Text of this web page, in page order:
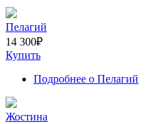
Пелагий
14 300₽
Купить
Подробнее о Пелагий
Жостина